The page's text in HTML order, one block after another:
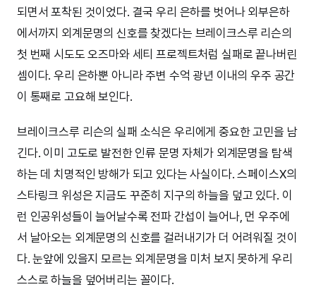
되면서 포착된 것이었다. 결국 우리 은하를 벗어나 외부은하
에서까지 외계문명의 신호를 찾겠다는 브레이크스루 리슨의
첫 번째 시도도 오즈마와 세티 프로젝트처럼 실패로 끝나버린
셈이다. 우리 은하뿐 아니라 주변 수억 광년 이내의 우주 공간
이 통째로 고요해 보인다.
브레이크스루 리슨의 실패 소식은 우리에게 중요한 고민을 남
긴다. 이미 고도로 발전한 인류 문명 자체가 외계문명을 탐색
하는 데 치명적인 방해가 되고 있다는 사실이다. 스페이스X의
스타링크 위성은 지금도 꾸준히 지구의 하늘을 덮고 있다. 이
런 인공위성들이 늘어날수록 전파 간섭이 늘어나, 먼 우주에
서 날아오는 외계문명의 신호를 걸러내기가 더 어려워질 것이
다. 눈앞에 있을지 모르는 외계문명을 미처 보지 못하게 우리
스스로 하늘을 덮어버리는 꼴이다.